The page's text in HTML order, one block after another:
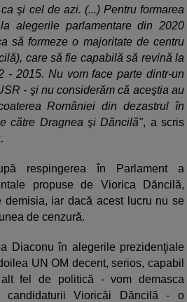
şi cel de azi. (...) Pentru formarea
alegerile parlamentare din 2020
să formeze o majoritate de centru
care să fie capabilă să revină la
- 2015. Nu vom face parte dintr-un
- şi nu considerăm că aceştia au
României din dezastrul în
către Dragnea şi Dăncilă", a scris
respingerea în Parlament a
propuse de Viorica Dăncilă,
demisia, iar dacă acest lucru nu se
de cenzură.
Diaconu în alegerile prezidenţiale
UN OM decent, serios, capabil
fel de politică - vom demasca
candidaturii Vioricăi Dăncilă - o